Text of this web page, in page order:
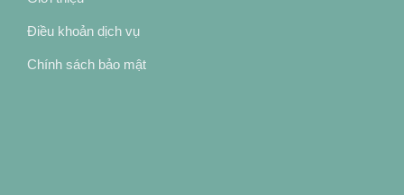
Điều khoản dịch vụ
Chính sách bảo mật